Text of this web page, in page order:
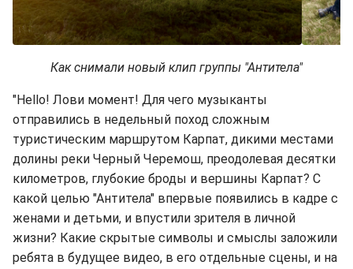
Как снимали новый клип группы "Антитела"
"Hello! Лови момент! Для чего музыканты
отправились в недельный поход сложным
туристическим маршрутом Карпат, дикими местами
долины реки Черный Черемош, преодолевая десятки
километров, глубокие броды и вершины Карпат? С
какой целью "Антитела" впервые появились в кадре с
женами и детьми, и впустили зрителя в личной
жизни? Какие скрытые символы и смыслы заложили
ребята в будущее видео, в его отдельные сцены, и на